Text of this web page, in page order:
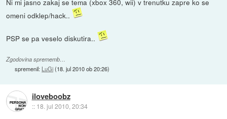
omeni odklep/hack..
PSP se pa veselo diskutira..
Zgodovina sprememb…
spremenil: LuGi(18. jul 2010 ob 20:26)
iloveboobz
:: 18. jul 2010, 20:34